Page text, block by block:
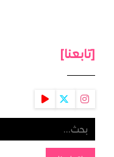
[تابعنا]